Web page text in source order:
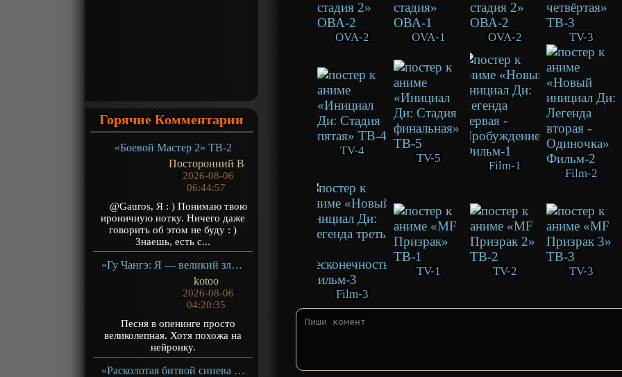
Горячие Комментарии
«Боевой Мастер 2» ТВ-2
Посторонний В
2026-08-06
06:44:57
@Gauros, Я : ) Понимаю твою
ироничную нотку. Ничего даже
говорить об этом не буду : )
Знаешь, есть с...
«Гу Чангэ: Я — великий злодей Небесной Судьбы» ТВ-1
kotoo
2026-08-06
04:20:35
Песня в опенинге просто
великолепная. Хотя похожа на
нейронку.
«Расколотая битвой синева небес 5» ТВ-5
OVA-2 OVA-1 OVA-2 TV-3
TV-4
TV-5
Film-1
Film-2
Film-3
TV-1 TV-2 TV-3